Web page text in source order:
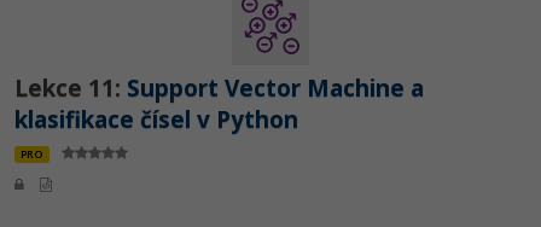
Lekce 11: Support Vector Machine a
klasifikace čísel v Python
PRO